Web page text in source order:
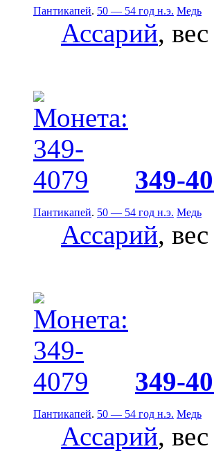
Пантикапей. 50 — 54 год н.э. Медь
Ассарий,
349-
Пантикапей. 50 — 54 год н.э. Медь
Ассарий,
349-
Пантикапей. 50 — 54 год н.э. Медь
Ассарий,